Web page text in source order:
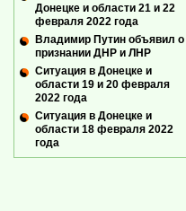
Донецке и области 21 и 22
февраля 2022 года
Владимир Путин объявил о
признании ДНР и ЛНР
Ситуация в Донецке и
области 19 и 20 февраля
2022 года
Ситуация в Донецке и
области 18 февраля 2022
года